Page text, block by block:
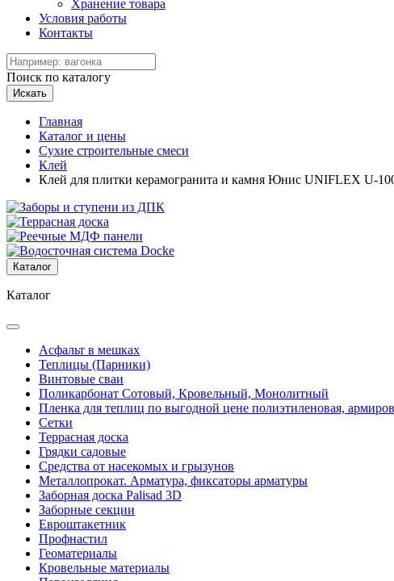
Хранение товара
Условия работы
Контакты
Поиск по каталогу
Искать
Главная
Каталог и цены
Сухие строительные смеси
Клей
Клей для плитки керамогранита и камня Юнис UNIFLEX U-
Каталог
Каталог
Асфальт в мешках
Теплицы (Парники)
Винтовые сваи
Поликарбонат Сотовый, Кровельный, Монолитный
Пленка для теплиц по выгодной цене полиэтиленовая,
Сетки
Террасная доска
Грядки садовые
Средства от насекомых и грызунов
Металлопрокат. Арматура, фиксаторы арматуры
Заборная доска Palisad 3D
Заборные секции
Евроштакетник
Профнастил
Геоматериалы
Кровельные материалы